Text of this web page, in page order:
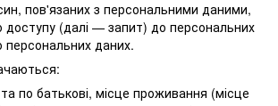
пов'язаних з персональними даними,
(далі — запит) до персональних
даних.
по батькові, місце проживання (місце